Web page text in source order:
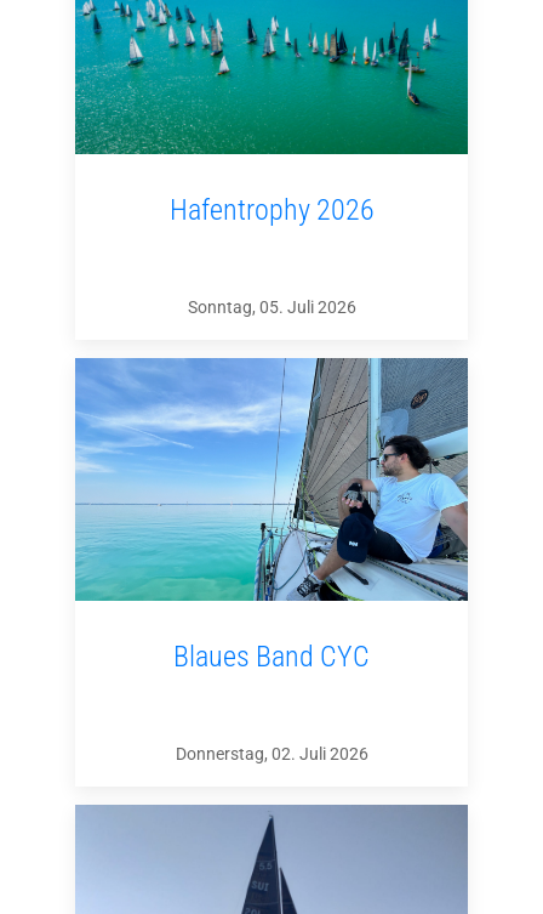
Hafentrophy 2026
Sonntag, 05. Juli 2026
Blaues Band CYC
Donnerstag, 02. Juli 2026